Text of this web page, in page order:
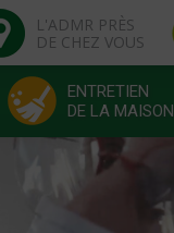
L'ADMR PRÈS
DE CHEZ VOUS
ENTRETIEN
DE LA MAISON